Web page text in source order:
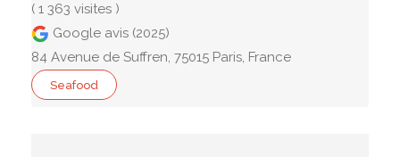
( 1 363 visites )
Google avis (2025)
84 Avenue de Suffren, 75015 Paris, France
Seafood